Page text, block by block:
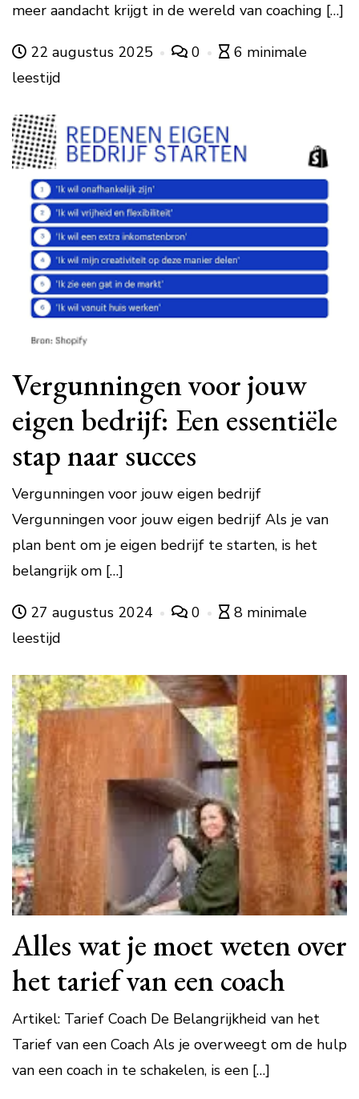
meer aandacht krijgt in de wereld van coaching […]
22 augustus 2025 0
6 minimale
leestijd
Vergunningen voor jouw
eigen bedrijf: Een essentiële
stap naar succes
Vergunningen voor jouw eigen bedrijf
Vergunningen voor jouw eigen bedrijf Als je van
plan bent om je eigen bedrijf te starten, is het
belangrijk om […]
27 augustus 2024 0
8 minimale
leestijd
Alles wat je moet weten over
het tarief van een coach
Artikel: Tarief Coach De Belangrijkheid van het
Tarief van een Coach Als je overweegt om de hulp
van een coach in te schakelen, is een […]